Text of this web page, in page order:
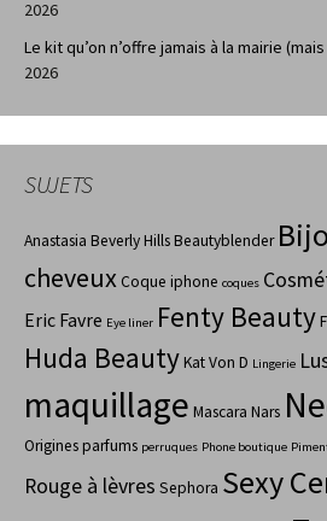
2026
Le kit qu’on n’offre jamais à la mairie
2026
SUJETS
Anastasia Beverly HillsBeautyblender
cheveuxCoque iphone coques
Eric Favre Eye liner Fenty Beauty
Huda BeautyKat Von D Lingerie
maquillage Mascara Nars
Origines parfums perruques Phone boutique
Rouge à lèvres Sephora Sexy